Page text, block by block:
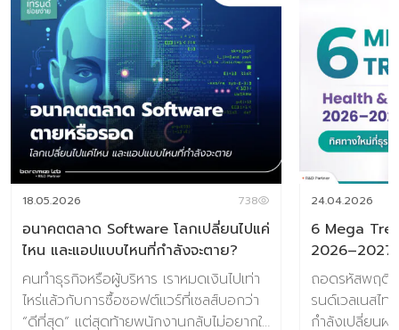
18.05.2026 738
อนาคตตลาด Software โลกเปลี่ยนไปแค่
ไหน และแอปแบบไหนที่กำลังจะตาย?
คนทำธุรกิจหรือผู้บริหาร เราหมดเงินไปเท่า
ไหร่แล้วกับการซื้อซอฟต์แวร์ที่เซลส์บอกว่า
“ดีที่สุด” แต่สุดท้ายพนักงานกลับไม่อยากใช้
24.04.2026
6 Mega
2026–2027
ถอดรหัสพฤติก
รนด์เวลเนสไ
กำลังเปลี่ยนผ่